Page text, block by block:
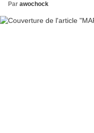
Par awochock